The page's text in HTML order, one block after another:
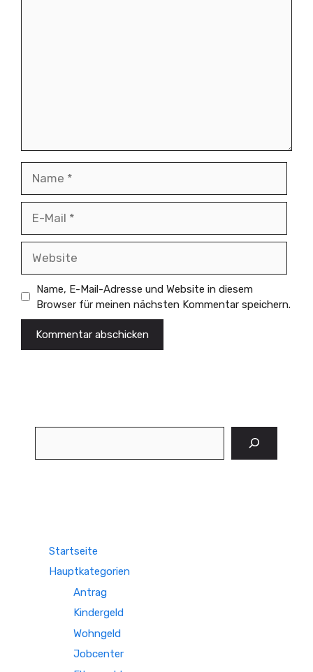
Mail
Name, E-Mail-Adresse und Website in diesem
Browser für meinen nächsten Kommentar speichern.
Startseite
Hauptkategorien
Antrag
Kindergeld
Wohngeld
Jobcenter